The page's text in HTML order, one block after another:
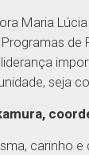
Maria
de
seja
carinho